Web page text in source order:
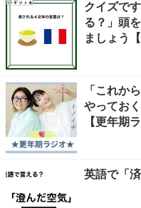
クイズで
る？」頭
ましょう
「これか
やってお
【更年期
英語で「